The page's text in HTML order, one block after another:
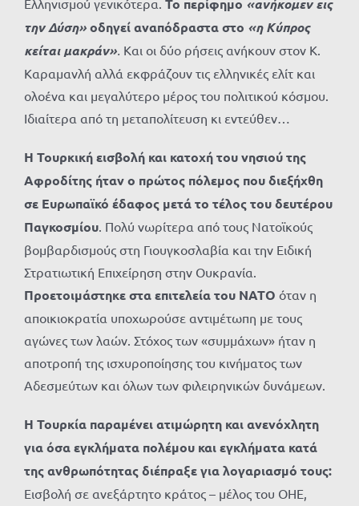
Το περίφημο «ανήκομεν εις
την Δύση»οδηγεί αναπόδραστα στο «η Κύπρος
κείται μακράν». Και οι δύο ρήσεις ανήκουν στον Κ.
Καραμανλή αλλά εκφράζουν τις ελληνικές ελίτ και
ολοένα και μεγαλύτερο μέρος του πολιτικού κόσμου.
Ιδιαίτερα από τη μεταπολίτευση κι εντεύθεν…
Η Τουρκική εισβολή και κατοχή του νησιού της
Αφροδίτης ήταν ο πρώτος πόλεμος που διεξήχθη
σε Ευρωπαϊκό έδαφος μετά το τέλος του δευτέρου
Παγκοσμίου . Πολύ νωρίτερα από τους Νατοϊκούς
βομβαρδισμούς στη Γιουγκοσλαβία και την Ειδική
Στρατιωτική Επιχείρηση στην Ουκρανία.
Προετοιμάστηκε στα επιτελεία του ΝΑΤΟ όταν η
αποικιοκρατία υποχωρούσε αντιμέτωπη με τους
αγώνες των λαών. Στόχος των «συμμάχων» ήταν η
αποτροπή της ισχυροποίησης του κινήματος των
Αδεσμεύτων και όλων των φιλειρηνικών δυνάμεων.
Η Τουρκία παραμένει ατιμώρητη και ανενόχλητη
για όσα εγκλήματα πολέμου και εγκλήματα κατά
της ανθρωπότητας διέπραξε για λογαριασμό τους:
Εισβολή σε ανεξάρτητο κράτος – μέλος του ΟΗΕ,